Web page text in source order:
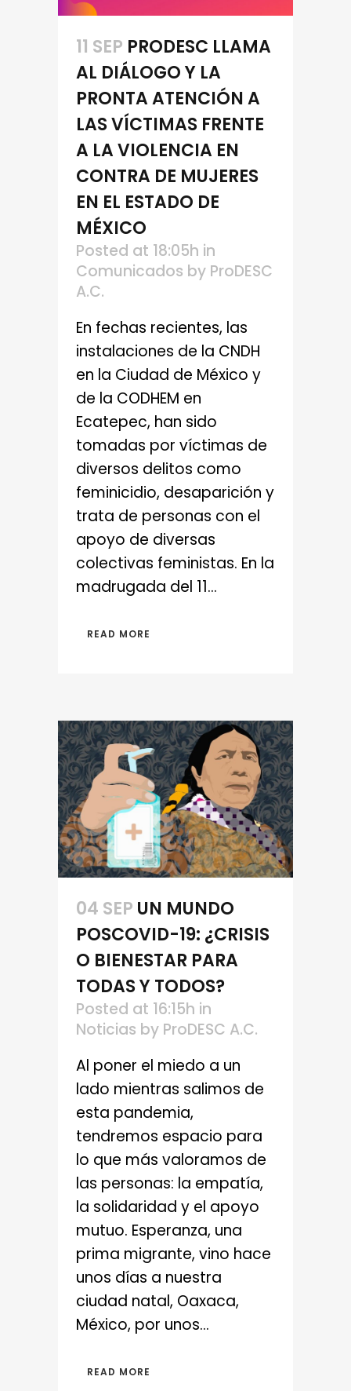
11 SEP PRODESC LLAMA
AL DIÁLOGO Y LA
PRONTA ATENCIÓN A
LAS VÍCTIMAS FRENTE
A LA VIOLENCIA EN
CONTRA DE MUJERES
EN EL ESTADO DE
MÉXICO
Posted at 18:05h in
Comunicados by ProDESC
A.C.
En fechas recientes, las
instalaciones de la CNDH
en la Ciudad de México y
de la CODHEM en
Ecatepec, han sido
tomadas por víctimas de
diversos delitos como
feminicidio, desaparición y
trata de personas con el
apoyo de diversas
colectivas feministas. En la
madrugada del 11...
READ MORE
04 SEP UN MUNDO
POSCOVID-19: ¿CRISIS
O BIENESTAR PARA
TODAS Y TODOS?
Posted at 16:15h in
Noticias by ProDESC A.C.
Al poner el miedo a un
lado mientras salimos de
esta pandemia,
tendremos espacio para
lo que más valoramos de
las personas: la empatía,
la solidaridad y el apoyo
mutuo. Esperanza, una
prima migrante, vino hace
unos días a nuestra
ciudad natal, Oaxaca,
México, por unos...
READ MORE